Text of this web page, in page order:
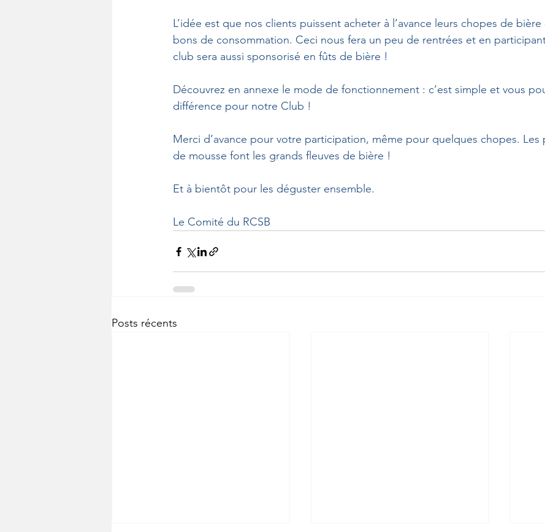
L’idée est que nos clients puissent acheter à l’avance leurs chopes de
bons de consommation. Ceci nous fera un peu de rentrées et en
club sera aussi sponsorisé en fûts de bière !
Découvrez en annexe le mode de fonctionnement : c’est simple et vous
différence pour notre Club !
Merci d’avance pour votre participation, même pour quelques chopes. Les
de mousse font les grands fleuves de bière !
Et à bientôt pour les déguster ensemble.
Le Comité du RCSB
Posts récents